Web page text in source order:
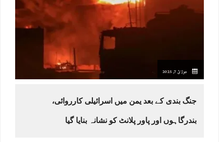
جولائ 7, 2025
جنگ بندی کے بعد یمن میں اسرائیلی کارروائی،
بندرگاہوں اور پاور پلانٹ کو نشانہ بنایا گیا